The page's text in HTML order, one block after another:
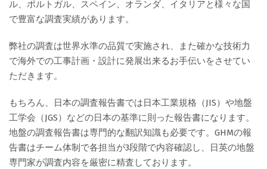
ル、ポルトガル、スペイン、オランダ、イタリアと様々な国
で豊富な調査実績があります。
弊社の調査は世界水準の品質で実施され、また確かな技術力
で海外での工事計画・設計に発展出来るお手伝いをさせてい
ただきます。
もちろん、日本の調査報告書では日本工業規格（JIS）や地盤
工学会（JGS）などの日本の基準に則った報告書になります。
地盤の調査報告書は専門的な翻訳知識も必要です。GHMの報
告書はチーム体制で各担当が3段階で内容確認し、日英の地盤
専門家が調査内容を厳密に精査しております。